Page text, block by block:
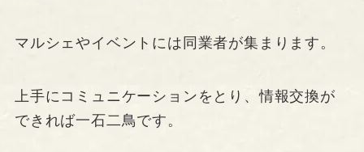
マルシェやイベントには同業者が集まります。
上手にコミュニケーションをとり、情報交換が
できれば一石二鳥です。